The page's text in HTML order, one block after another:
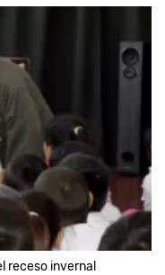
receso invernal